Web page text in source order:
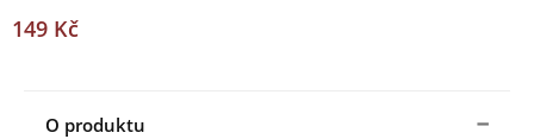
149 Kč
O produktu